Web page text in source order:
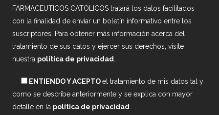
FARMACEUTICOS CATOLICOS tratará los datos facilitados
con la finalidad de enviar un boletín informativo entre los
suscriptores. Para obtener más información acerca del
tratamiento de sus datos y ejercer sus derechos, visite
nuestra política de privacidad
ENTIENDO Y ACEPTOel tratamiento de mis datos tal y
como se describe anteriormente y se explica con mayor
detalle en la política de privacidad